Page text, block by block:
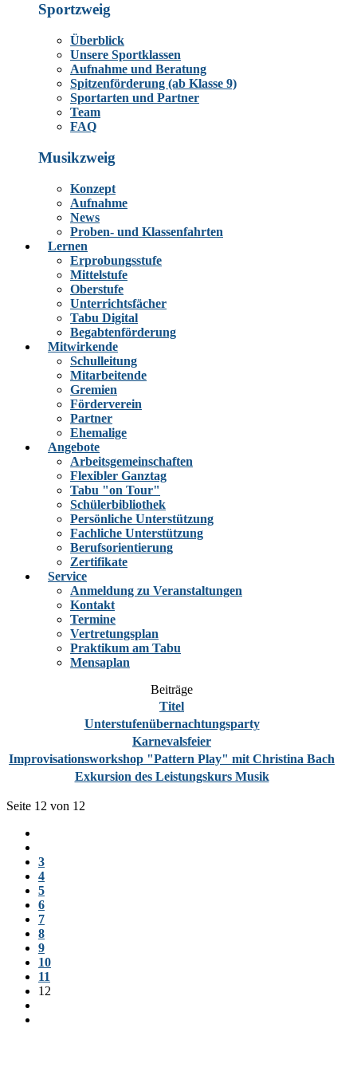
Sportzweig
Überblick
Unsere Sportklassen
Aufnahme und Beratung
Spitzenförderung (ab Klasse 9)
Sportarten und Partner
Team
FAQ
Musikzweig
Konzept
Aufnahme
News
Proben- und Klassenfahrten
Lernen
Erprobungsstufe
Mittelstufe
Oberstufe
Unterrichtsfächer
Tabu Digital
Begabtenförderung
Mitwirkende
Schulleitung
Mitarbeitende
Gremien
Förderverein
Partner
Ehemalige
Angebote
Arbeitsgemeinschaften
Flexibler Ganztag
Tabu "on Tour"
Schülerbibliothek
Persönliche Unterstützung
Fachliche Unterstützung
Berufsorientierung
Zertifikate
Service
Anmeldung zu Veranstaltungen
Kontakt
Termine
Vertretungsplan
Praktikum am Tabu
Mensaplan
Beiträge
Titel
Unterstufenübernachtungsparty
Karnevalsfeier
Improvisationsworkshop "Pattern Play" mit Christina Bach
Exkursion des Leistungskurs Musik
Seite 12 von 12
3
4
5
6
7
8
9
10
11
12